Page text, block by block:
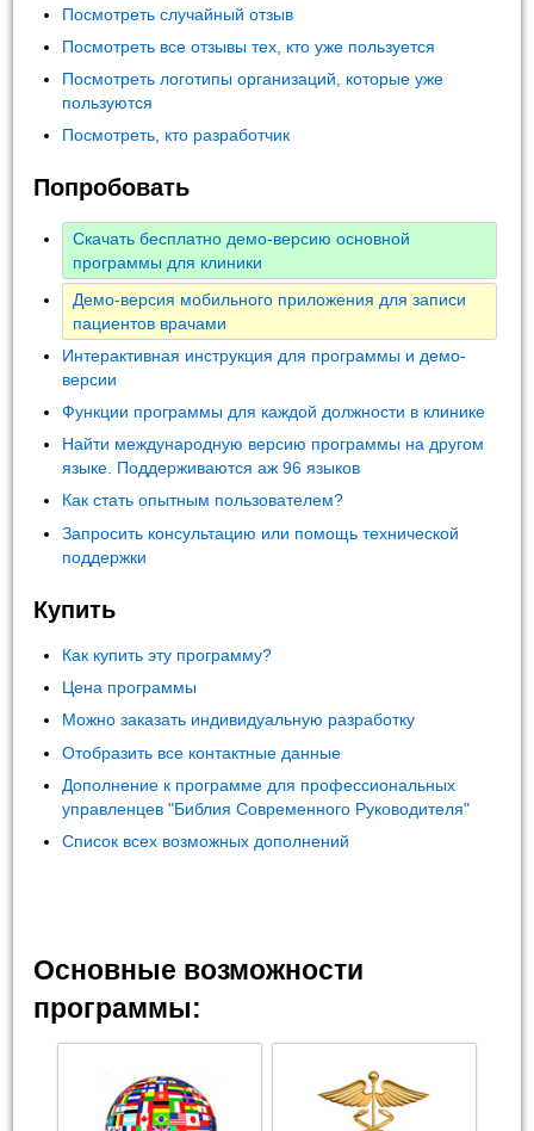
Посмотреть случайный отзыв
Посмотреть все отзывы тех, кто уже пользуется
Посмотреть логотипы организаций, которые уже
пользуются
Посмотреть, кто разработчик
Попробовать
Скачать бесплатно демо-версию основной
программы для клиники
Демо-версия мобильного приложения для записи
пациентов врачами
Интерактивная инструкция для программы и демо-
версии
Функции программы для каждой должности в клинике
Найти международную версию программы на другом
языке. Поддерживаются аж 96 языков
Как стать опытным пользователем?
Запросить консультацию или помощь технической
поддержки
Купить
Как купить эту программу?
Цена программы
Можно заказать индивидуальную разработку
Отобразить все контактные данные
Дополнение к программе для профессиональных
управленцев "Библия Современного Руководителя"
Список всех возможных дополнений
Основные возможности
программы: